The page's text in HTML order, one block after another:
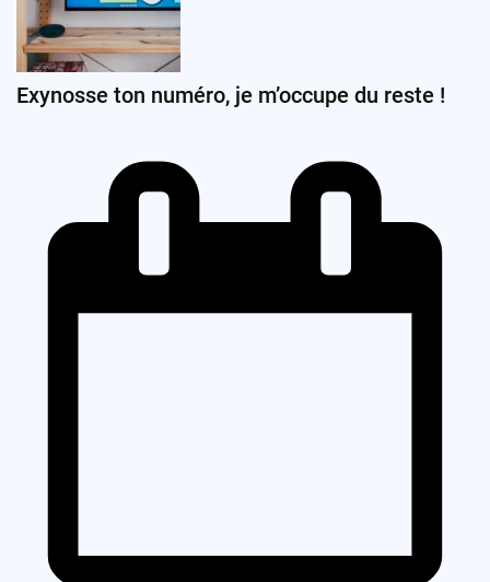
Exynosse ton numéro, je m’occupe du reste !